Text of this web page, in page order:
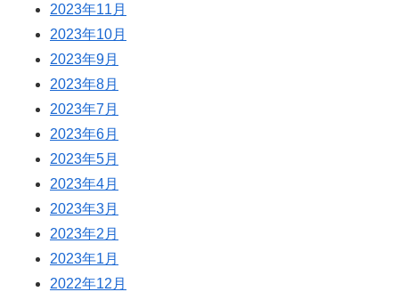
2023年11月
2023年10月
2023年9月
2023年8月
2023年7月
2023年6月
2023年5月
2023年4月
2023年3月
2023年2月
2023年1月
2022年12月